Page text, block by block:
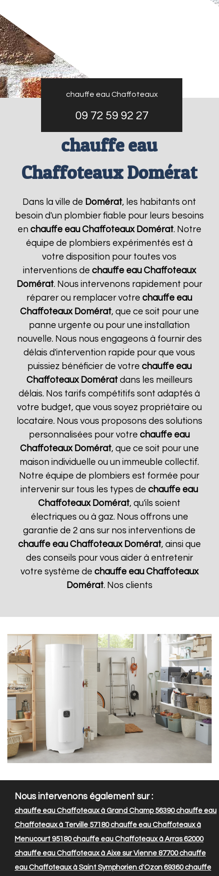
chauffe eau Chaffoteaux
09 72 59 92 27
chauffe eau
Chaffoteaux Domérat
Dans la ville de Domérat, les habitants ont
besoin d'un plombier fiable pour leurs besoins
en chauffe eau Chaffoteaux Domérat. Notre
équipe de plombiers expérimentés est à
votre disposition pour toutes vos
interventions de chauffe eau Chaffoteaux
Domérat. Nous intervenons rapidement pour
réparer ou remplacer votrechauffe eau
Chaffoteaux Domérat, que ce soit pour une
panne urgente ou pour une installation
nouvelle. Nous nous engageons à fournir des
délais d'intervention rapide pour que vous
puissiez bénéficier de votre chauffe eau
Chaffoteaux Domératdans les meilleurs
délais. Nos tarifs compétitifs sont adaptés à
votre budget, que vous soyez propriétaire ou
locataire. Nous vous proposons des solutions
personnalisées pour votrechauffe eau
Chaffoteaux Domérat, que ce soit pour une
maison individuelle ou un immeuble collectif.
Notre équipe de plombiers est formée pour
intervenir sur tous les types dechauffe eau
Chaffoteaux Domérat, qu'ils soient
électriques ou à gaz. Nous offrons une
garantie de 2 ans sur nos interventions de
chauffe eau Chaffoteaux Domérat, ainsi que
des conseils pour vous aider à entretenir
votre système de chauffe eau Chaffoteaux
Domérat. Nos clients
Nous intervenons également sur :
chauffe eau Chaffoteaux à Grand Champ 56390chauffe eau
Chaffoteaux à Terville 57180chauffe eau Chaffoteaux à
Menucourt 95180chauffe eau Chaffoteaux à Arras 62000
chauffe eau Chaffoteaux à Aixe sur Vienne 87700chauffe
eau Chaffoteaux à Saint Symphorien d'Ozon 69360chauffe